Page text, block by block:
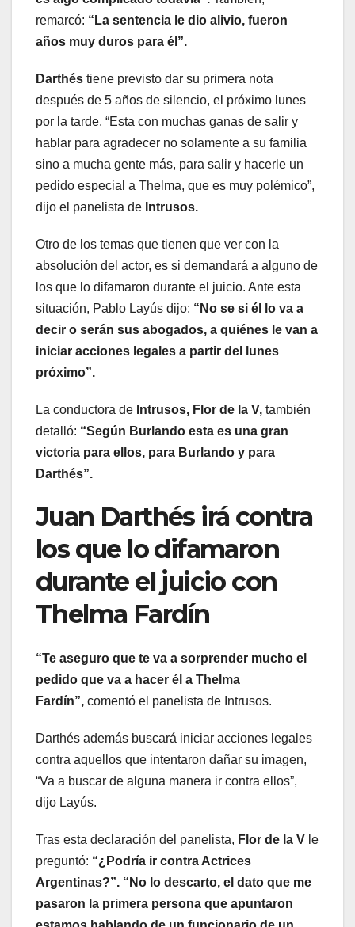
remarcó: “La sentencia le dio alivio, fueron
años muy duros para él”.
Darthés tiene previsto dar su primera nota
después de 5 años de silencio, el próximo lunes
por la tarde. “Esta con muchas ganas de salir y
hablar para agradecer no solamente a su familia
sino a mucha gente más, para salir y hacerle un
pedido especial a Thelma, que es muy polémico”,
dijo el panelista de Intrusos.
Otro de los temas que tienen que ver con la
absolución del actor, es si demandará a alguno de
los que lo difamaron durante el juicio. Ante esta
situación, Pablo Layús dijo: “No se si él lo va a
decir o serán sus abogados, a quiénes le van a
iniciar acciones legales a partir del lunes
próximo”.
La conductora de Intrusos, Flor de la V, también
detalló: “Según Burlando esta es una gran
victoria para ellos, para Burlando y para
Darthés”.
Juan Darthés irá contra
los que lo difamaron
durante el juicio con
Thelma Fardín
“Te aseguro que te va a sorprender mucho el
pedido que va a hacer él a Thelma
Fardín”, comentó el panelista de Intrusos.
Darthés además buscará iniciar acciones legales
contra aquellos que intentaron dañar su imagen,
“Va a buscar de alguna manera ir contra ellos”,
dijo Layús.
Tras esta declaración del panelista, Flor de la V le
preguntó: “¿Podría ir contra Actrices
Argentinas?”. “No lo descarto, el dato que me
pasaron la primera persona que apuntaron